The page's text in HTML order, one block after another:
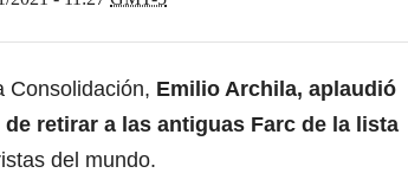
Consolidación, Emilio Archila, aplaudió
de retirar a las antiguas Farc de la lista
del mundo.